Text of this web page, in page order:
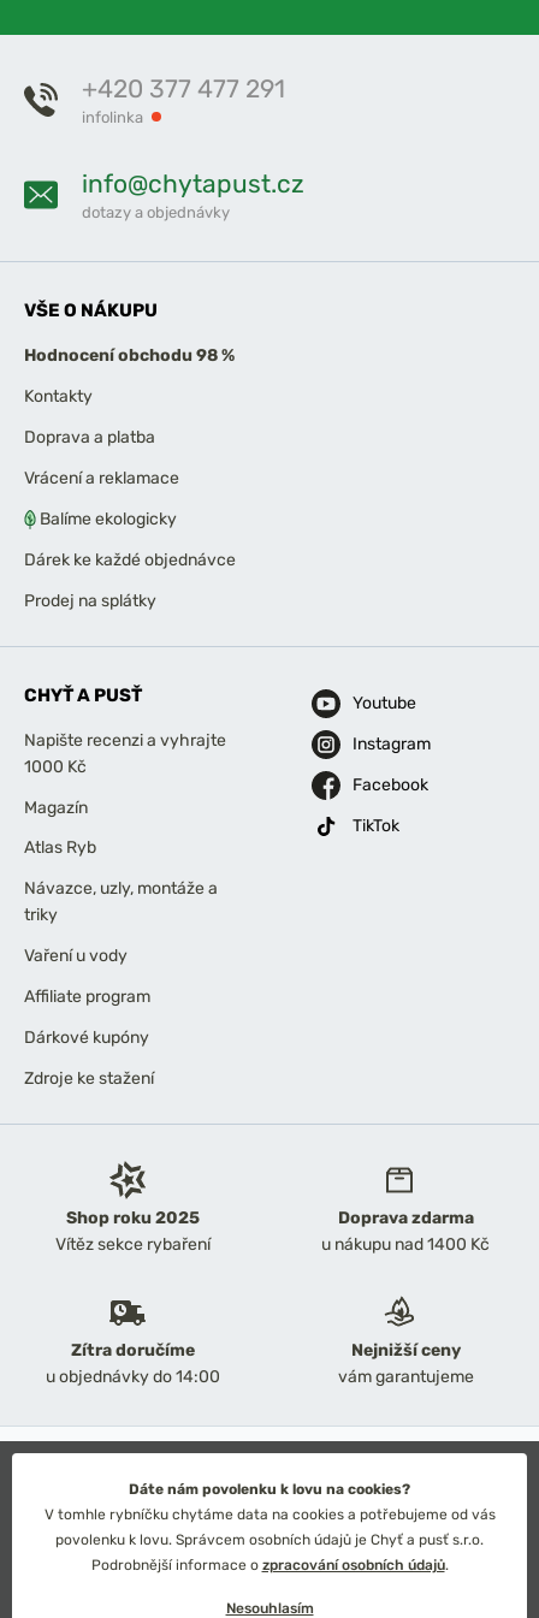
Shop roku 2025
Vítěz sekce rybaření
Doprava zdarma
u nákupu nad 1400 Kč
Zítra doručíme
u objednávky do 14:00
Nejnižší ceny
vám garantujeme
+420 377 477 291
infolinka
info@chytapust.cz
dotazy a objednávky
VŠE O NÁKUPU
Hodnocení obchodu 98 %
Kontakty
Doprava a platba
Vrácení a reklamace
Balíme ekologicky
Dárek ke každé objednávce
Prodej na splátky
CHYŤ A PUSŤ
Napište recenzi a vyhrajte
1000 Kč
Magazín
Atlas Ryb
Návazce, uzly, montáže a
triky
Vaření u vody
Affiliate program
Dárkové kupóny
Zdroje ke stažení
Youtube
Instagram
Facebook
TikTok
Obchodní podmínky
Ochrana osobních údajů
Technické řešení: Simplia s.r.o.
Strategický design: Petr Široký
Dáte nám povolenku k lovu na cookies?
V tomhle rybníčku chytáme data na cookies a potřebujeme od vás
povolenku k lovu. Správcem osobních údajů je Chyť a pusť s.r.o.
Podrobnější informace o zpracování osobních údajů.
Nesouhlasím